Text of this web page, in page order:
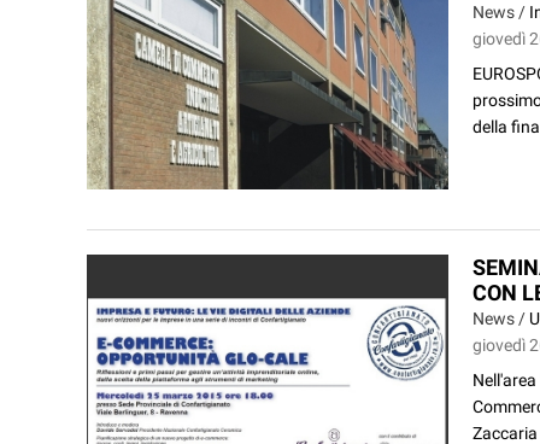
News /
giovedì
della
CON
News /
giovedì